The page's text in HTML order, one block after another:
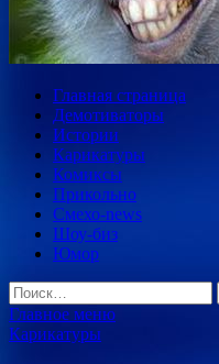
Главная страница
Демотиваторы
Истории
Карикатуры
Комиксы
Прикольно
Смехо-news
Шоу-биз
Юмор
Найти:
Главное меню
Карикатуры